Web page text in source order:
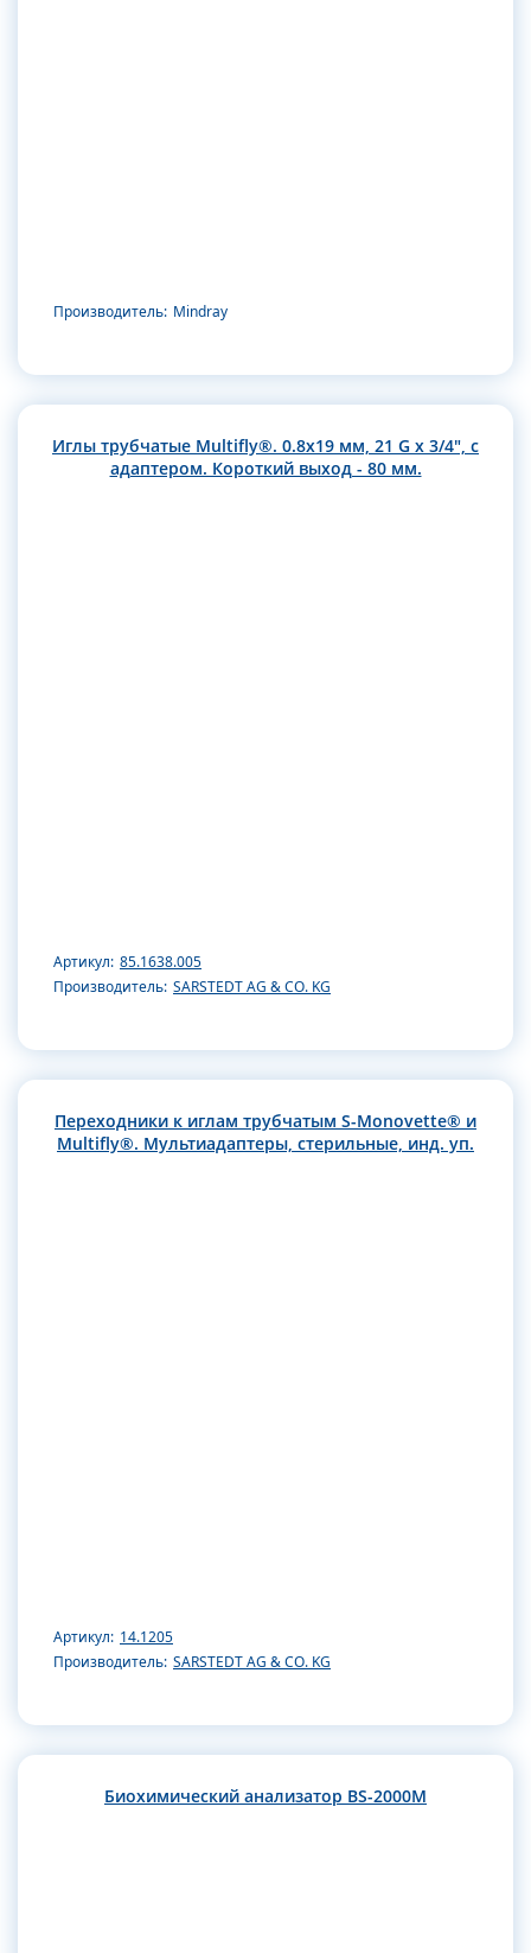
Производитель: Mindray
Иглы трубчатые Multifly®. 0.8х19 мм, 21 G x 3/4", с
адаптером. Короткий выход - 80 мм.
Артикул: 85.1638.005
Производитель: SARSTEDT AG & CO. KG
Переходники к иглам трубчатым S-Monovette® и
Multifly®. Мультиадаптеры, стерильные, инд. уп.
Артикул: 14.1205
Производитель: SARSTEDT AG & CO. KG
Биохимический анализатор BS-2000M